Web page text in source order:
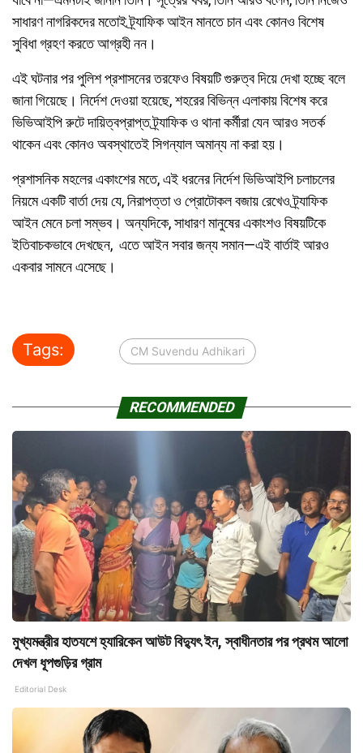
সাধারণ নাগরিকদের মতোই ট্র্যাফিক আইন মানতে চান এবং কোনও বিশেষ
সুবিধা গ্রহণ করতে আগ্রহী নন।
এই ঘটনার পর পুলিশ প্রশাসনের তরফেও বিষয়টি গুরুত্ব দিয়ে দেখা হচ্ছে বলে
জানা গিয়েছে। নির্দেশ দেওয়া হয়েছে, শহরের বিভিন্ন এলাকায় বিশেষ করে
ভিভিআইপি রুটে দায়িত্বপ্রাপ্ত ট্র্যাফিক ও থানা কর্মীরা যেন আরও সতর্ক
থাকেন এবং কোনও অবস্থাতেই সিগন্যাল অমান্য না করা হয়।
প্রশাসনিক মহলের একাংশের মতে, এই ধরনের নির্দেশ ভিভিআইপি চলাচলের
নিয়মে একটি বার্তা দেয় যে, নিরাপত্তা ও প্রোটোকল বজায় রেখেও ট্র্যাফিক
আইন মেনে চলা সম্ভব। অন্যদিকে, সাধারণ মানুষের একাংশও বিষয়টিকে
ইতিবাচকভাবে দেখছেন, এতে আইন সবার জন্য সমান—এই বার্তাই আরও
একবার সামনে এসেছে।
Tags: CM Suvendu Adhikari
RECOMMENDED
মুখ্যমন্ত্রীর হাতযশে হ্যারিকেন আউট বিদ্যুৎ ইন, স্বাধীনতার পর প্রথম আলো
দেখল ধূপগুড়ির গ্রাম
Editorial Desk